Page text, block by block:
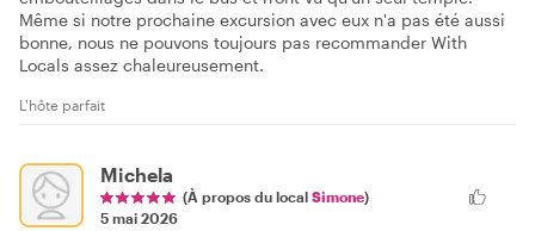
Même si notre prochaine excursion avec eux n'a pas été aussi
bonne, nous ne pouvons toujours pas recommander With
Locals assez chaleureusement.
L'hôte parfait
Michela
(À propos du local Simone)
5 mai 2026